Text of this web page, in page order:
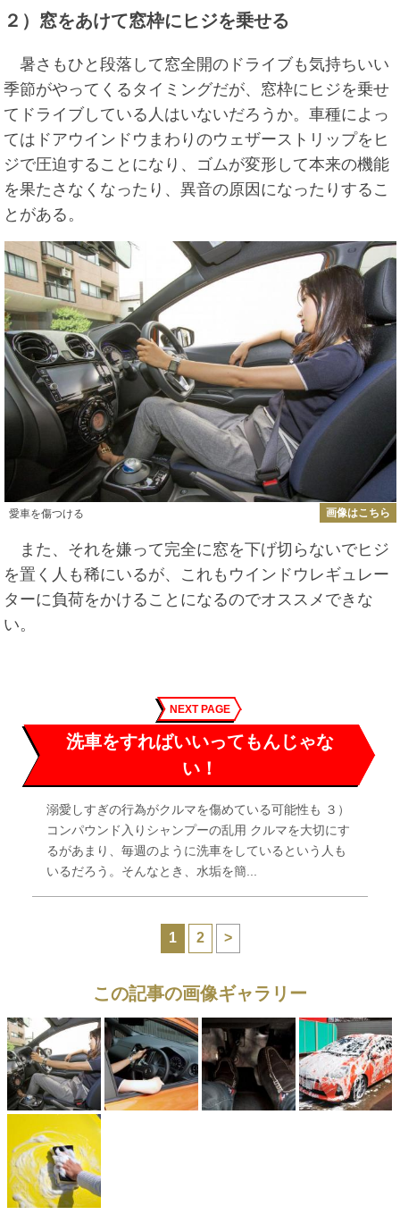
２）窓をあけて窓枠にヒジを乗せる
暑さもひと段落して窓全開のドライブも気持ちいい
季節がやってくるタイミングだが、窓枠にヒジを乗せ
てドライブしている人はいないだろうか。車種によっ
てはドアウインドウまわりのウェザーストリップをヒ
ジで圧迫することになり、ゴムが変形して本来の機能
を果たさなくなったり、異音の原因になったりするこ
とがある。
愛車を傷つける 画像はこちら
また、それを嫌って完全に窓を下げ切らないでヒジ
を置く人も稀にいるが、これもウインドウレギュレー
ターに負荷をかけることになるのでオススメできな
い。
NEXT PAGE
洗車をすればいいってもんじゃな
い！
溺愛しすぎの行為がクルマを傷めている可能性も ３）
コンパウンド入りシャンプーの乱用 クルマを大切にす
るがあまり、毎週のように洗車をしているという人も
いるだろう。そんなとき、水垢を簡...
1 2 >
この記事の画像ギャラリー